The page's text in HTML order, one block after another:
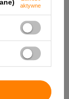
XB-2118
aktywne